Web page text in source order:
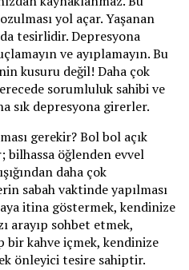
yol açar. Yaşanan
tesirlidir. Depresyona
ve ayıplamayın. Bu
kusuru değil! Daha çok
sorumluluk sahibi ve
sık depresyona girerler.
gerekir? Bol bol açık
bilhassa öğlenden evvel
daha çok
sabah vaktinde yapılması
itina göstermek, kendinize
arayıp sohbet etmek,
bir kahve içmek, kendinize
önleyici tesire sahiptir.